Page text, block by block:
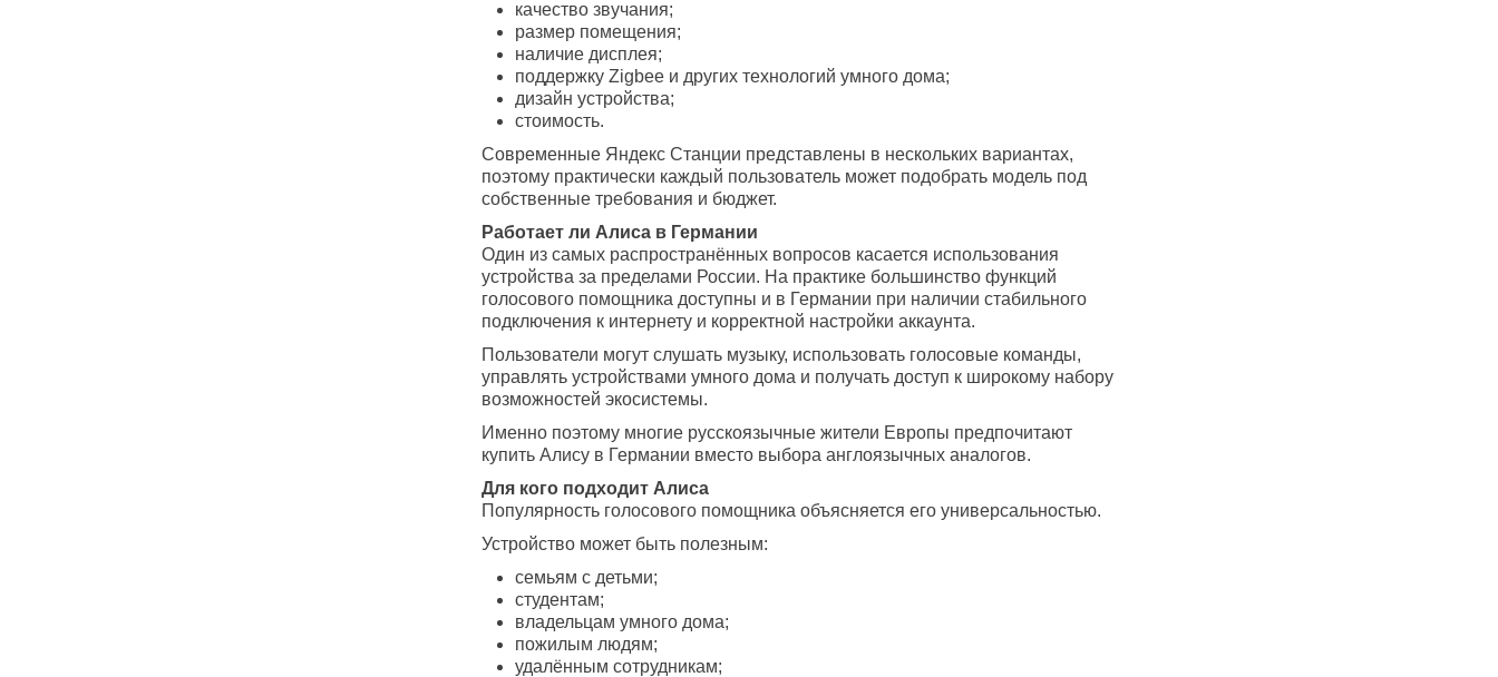
качество звучания;
размер помещения;
наличие дисплея;
поддержку Zigbee и других технологий умного дома;
дизайн устройства;
стоимость.
Современные Яндекс Станции представлены в нескольких вариантах,
поэтому практически каждый пользователь может подобрать модель под
собственные требования и бюджет.
Работает ли Алиса в Германии
Один из самых распространённых вопросов касается использования
устройства за пределами России. На практике большинство функций
голосового помощника доступны и в Германии при наличии стабильного
подключения к интернету и корректной настройки аккаунта.
Пользователи могут слушать музыку, использовать голосовые команды,
управлять устройствами умного дома и получать доступ к широкому набору
возможностей экосистемы.
Именно поэтому многие русскоязычные жители Европы предпочитают
купить Алису в Германии вместо выбора англоязычных аналогов.
Для кого подходит Алиса
Популярность голосового помощника объясняется его универсальностью.
Устройство может быть полезным:
семьям с детьми;
студентам;
владельцам умного дома;
пожилым людям;
удалённым сотрудникам;